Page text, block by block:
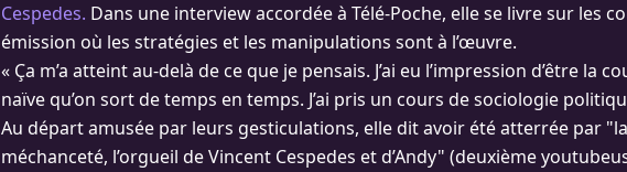
Cespedes. Dans une interview accordée à Télé-Poche, elle se livre sur les
émission où les stratégies et les manipulations sont à l’œuvre.
« Ça m’a atteint au-delà de ce que je pensais. J’ai eu l’impression d’être la
naïve qu’on sort de temps en temps. J’ai pris un cours de sociologie
Au départ amusée par leurs gesticulations, elle dit avoir été atterrée par
méchanceté, l’orgueil de Vincent Cespedes et d’Andy" (deuxième